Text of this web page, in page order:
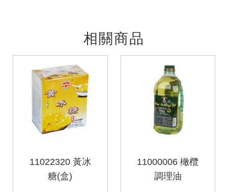
相關商品
11022320 黃冰
糖(盒)
11000006 橄欖
調理油